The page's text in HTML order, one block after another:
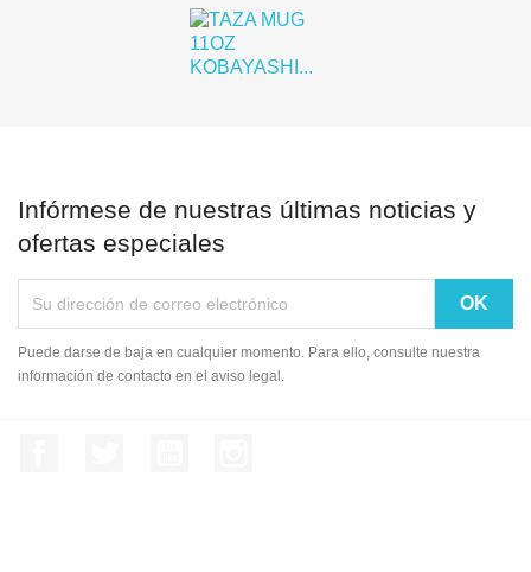
Infórmese de nuestras últimas noticias y
ofertas especiales
Puede darse de baja en cualquier momento. Para ello, consulte nuestra
información de contacto en el aviso legal.